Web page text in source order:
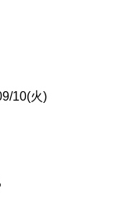
10(火)